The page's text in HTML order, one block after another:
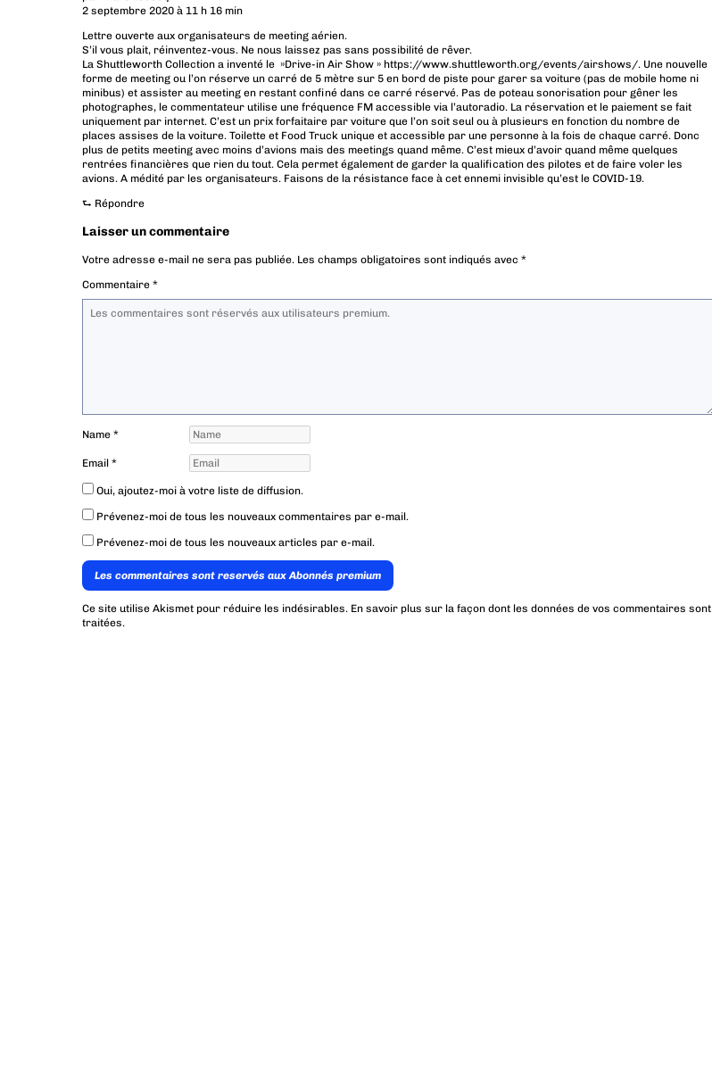
2 septembre 2020 à 11 h 16 min
Lettre ouverte aux organisateurs de meeting aérien.
S’il vous plait, réinventez-vous. Ne nous laissez pas sans possibilité de rêver.
La Shuttleworth Collection a inventé le »Drive-in Air Show » https://www.shuttleworth.org/events/airshows/. Une nouvelle
forme de meeting ou l’on réserve un carré de 5 mètre sur 5 en bord de piste pour garer sa voiture (pas de mobile home ni
minibus) et assister au meeting en restant confiné dans ce carré réservé. Pas de poteau sonorisation pour gêner les
photographes, le commentateur utilise une fréquence FM accessible via l’autoradio. La réservation et le paiement se fait
uniquement par internet. C’est un prix forfaitaire par voiture que l’on soit seul ou à plusieurs en fonction du nombre de
places assises de la voiture. Toilette et Food Truck unique et accessible par une personne à la fois de chaque carré. Donc
plus de petits meeting avec moins d’avions mais des meetings quand même. C’est mieux d’avoir quand même quelques
rentrées financières que rien du tout. Cela permet également de garder la qualification des pilotes et de faire voler les
avions. A médité par les organisateurs. Faisons de la résistance face à cet ennemi invisible qu’est le COVID-19.
⮑ Répondre
Laisser un commentaire
Votre adresse e-mail ne sera pas publiée. Les champs obligatoires sont indiqués avec *
Commentaire *
Name *
Email *
Oui, ajoutez-moi à votre liste de diffusion.
Prévenez-moi de tous les nouveaux commentaires par e-mail.
Prévenez-moi de tous les nouveaux articles par e-mail.
Les commentaires sont reservés aux Abonnés premium
Ce site utilise Akismet pour réduire les indésirables. En savoir plus sur la façon dont les données de vos commentaires sont
traitées.